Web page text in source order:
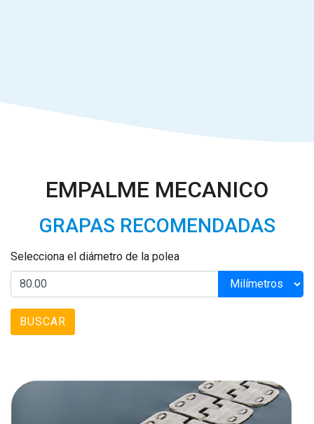
EMPALME MECANICO
GRAPAS RECOMENDADAS
Selecciona el diámetro de la polea
BUSCAR